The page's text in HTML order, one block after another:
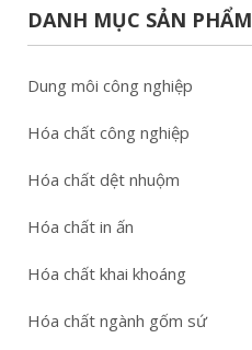
DANH MỤC SẢN PHẨM
Dung môi công nghiệp
Hóa chất công nghiệp
Hóa chất dệt nhuộm
Hóa chất in ấn
Hóa chất khai khoáng
Hóa chất ngành gốm sứ